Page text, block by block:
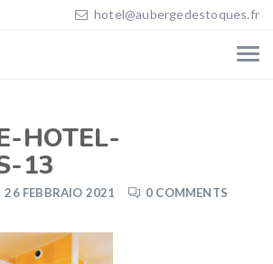
hotel@aubergedestoques.fr
HOTEL-
13
26 FEBBRAIO 2021 0 COMMENTS